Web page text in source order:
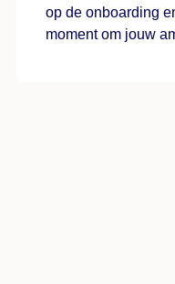
op de onboarding
moment om jouw